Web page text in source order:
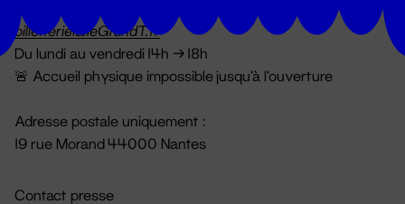
billetterie@leGrandT.fr
Du lundi au vendredi 14h → 18h
🚨 Accueil physique impossible jusqu'à l'ouverture
Adresse postale uniquement :
19 rue Morand 44000 Nantes
Contact presse